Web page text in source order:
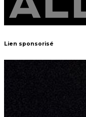
Lien sponsorisé